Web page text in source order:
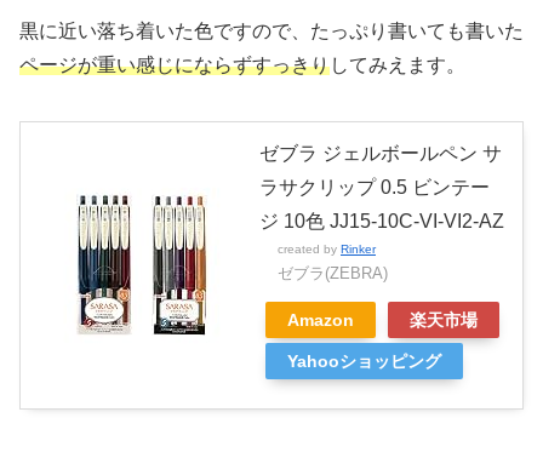
黒に近い落ち着いた色ですので、たっぷり書いても書いた
ページが重い感じにならずすっきりしてみえます。
ゼブラ ジェルボールペン サ
ラサクリップ 0.5 ビンテー
ジ 10色 JJ15-10C-VI-VI2-AZ
created by Rinker
ゼブラ(ZEBRA)
Amazon 楽天市場
Yahooショッピング